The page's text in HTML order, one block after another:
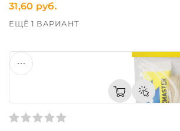
31,60 руб.
ЕЩЁ 1 ВАРИАНТ